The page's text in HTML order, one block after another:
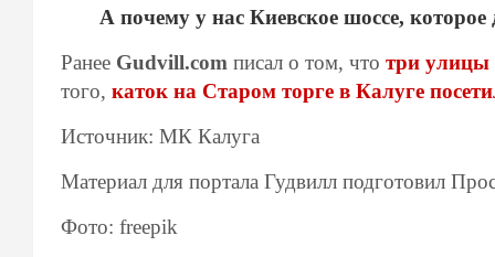
А почему у нас Киевское шоссе,
Ранее Gudvill.com писал о том, что три улицы
того, каток на Старом торге в Калуге
Источник: МК Калуга
Материал для портала Гудвилл подготовил
Фото: freepik